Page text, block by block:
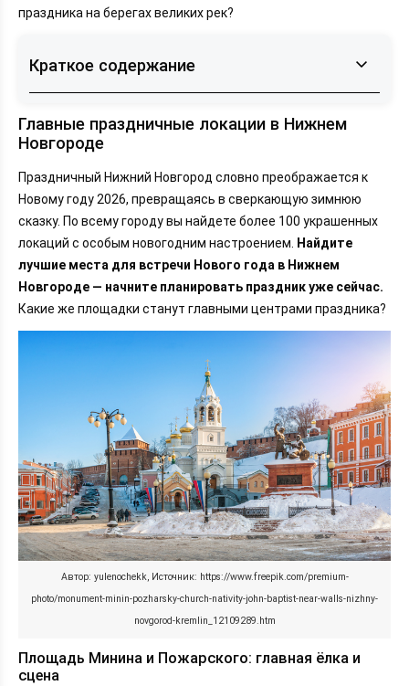
праздника на берегах великих рек?
Краткое содержание
Главные праздничные локации в Нижнем
Новгороде
Лучшие виды и смотровые площадки
Загородный отдых и базы в Нижегородской
области
Заключение
Главные праздничные локации в Нижнем
Новгороде
Праздничный Нижний Новгород словно преображается к
Новому году 2026, превращаясь в сверкающую зимнюю
сказку. По всему городу вы найдете более 100 украшенных
локаций с особым новогодним настроением. Найдите
лучшие места для встречи Нового года в Нижнем
Новгороде — начните планировать праздник уже сейчас.
Какие же площадки станут главными центрами праздника?
Автор: yulenochekk, Источник: https://www.freepik.com/premium-
photo/monument-minin-pozharsky-church-nativity-john-baptist-near-walls-nizhny-
novgorod-kremlin_12109289.htm
Площадь Минина и Пожарского: главная ёлка и
сцена